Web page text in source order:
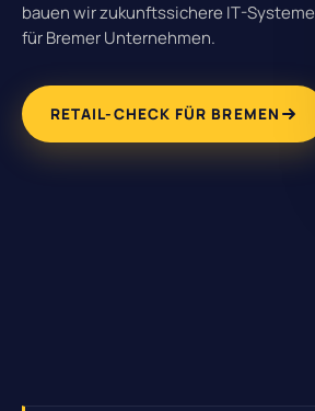
bauen wir zukunftssichere IT-Systeme
für Bremer Unternehmen.
RETAIL-CHECK FÜR BREMEN